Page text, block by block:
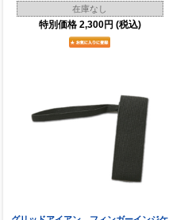
在庫なし
特別価格 2,300円 (税込)